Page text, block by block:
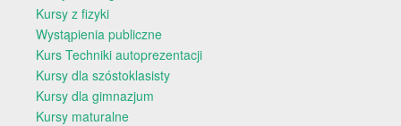
Kursy z fizyki
Wystąpienia publiczne
Kurs Techniki autoprezentacji
Kursy dla szóstoklasisty
Kursy dla gimnazjum
Kursy maturalne